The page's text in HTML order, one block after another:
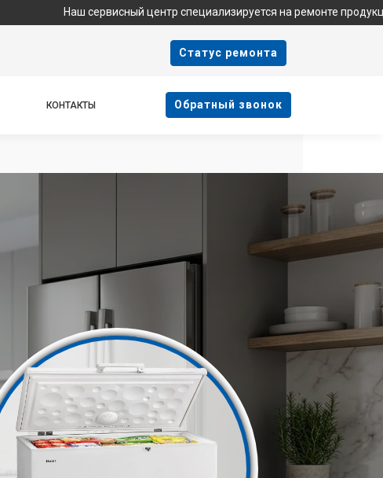
Наш сервисный центр специализируется на ремонте продукции
Cтатус ремонта
КОНТАКТЫ Oбратный звонок